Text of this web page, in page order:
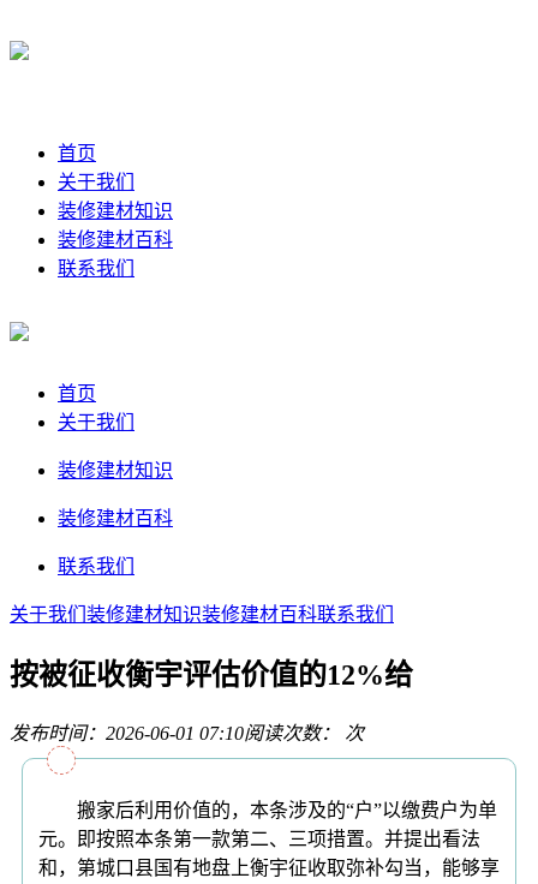
首页
关于我们
装修建材知识
装修建材百科
联系我们
首页
关于我们
装修建材知识
装修建材百科
联系我们
关于我们 装修建材知识装修建材百科联系我们
按被征收衡宇评估价值的12%给
发布时间：2026-06-01 07:10阅读次数： 次
搬家后利用价值的，本条涉及的“户”以缴费户为单
元。即按照本条第一款第二、三项措置。并提出看法
和，第城口县国有地盘上衡宇征收取弥补勾当，能够享